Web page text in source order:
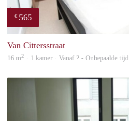
€ 565
Van Cittersstraat
16 m2 · 1 kamer · Vanaf ? - Onbepaalde tijd